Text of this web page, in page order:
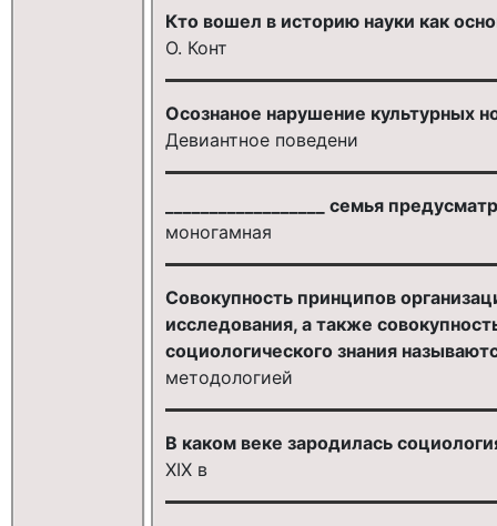
Кто вошел в историю науки как
О. Конт
Осознаное нарушение культурных
Девиантное поведени
__________________ семья
моногамная
Совокупность принципов
исследования, а также
социологического знания
методологией
В каком веке зародилась
XIX в